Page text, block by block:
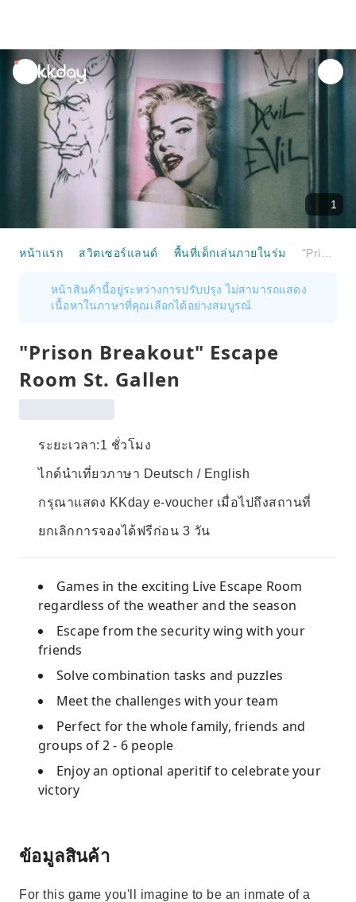
unread
notifications
1
หน้าแรก สวิตเซอร์แลนด์ พื้นที่เด็กเล่นภายในร่ม
หน้าสินค้านี้อยู่ระหว่างการปรับปรุง ไม่สามารถแสดง
เนื้อหาในภาษาที่คุณเลือกได้อย่างสมบูรณ์
"Prison Breakout" Escape
Room St. Gallen
ระยะเวลา:1 ชั่วโมง
ไกด์นำเที่ยวภาษา Deutsch / English
กรุณาแสดง KKday e-voucher เมื่อไปถึงสถานที่
ยกเลิกการจองได้ฟรีก่อน 3 วัน
Games in the exciting Live Escape Room
regardless of the weather and the season
Escape from the security wing with your
friends
Solve combination tasks and puzzles
Meet the challenges with your team
Perfect for the whole family, friends and
groups of 2 - 6 people
Enjoy an optional aperitif to celebrate your
victory
ข้อมูลสินค้า
For this game you'll imagine to be an inmate of a